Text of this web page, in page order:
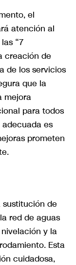
el
atención al
“7
creación de
de los servicios
que la
mejora
para todos
es
prometen
de
red de aguas
y la
Esta
cuidadosa,